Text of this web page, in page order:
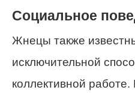
Социальное
Жнецы также
исключительной
коллективной